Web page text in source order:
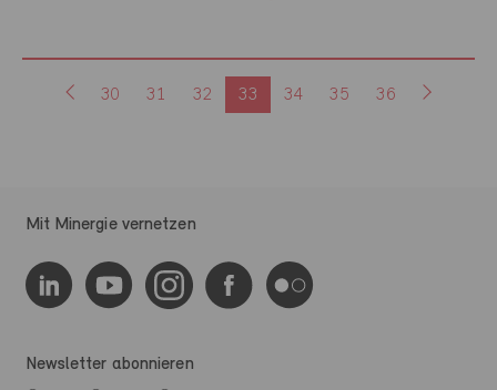
30 31 32 33 34 35 36
Mit Minergie vernetzen
Newsletter abonnieren